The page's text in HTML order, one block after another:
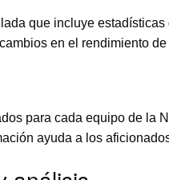
que incluye
en el rendimiento
para cada equipo de la
ayuda a los